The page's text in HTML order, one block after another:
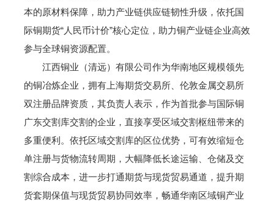
本的原材料保障，助力产业链供应链韧性升级，依托国
际铜期货“人民币计价”核心定位，助力铜产业链企业高效
参与全球铜资源配置。
江西铜业（清远）有限公司作为华南地区规模领先
的铜冶炼企业，拥有上海期货交易所、伦敦金属交易所
双注册品牌资质，其负责人表示，作为首批参与国际铜
广东交割库交割的企业，直接享受区域交割枢纽带来的
多重便利。依托区域交割库的区位优势，可有效缩短仓
单注册与货物流转周期，大幅降低长途运输、仓储及交
割综合成本，进一步打通期货与现货贸易通道，提升期
货套期保值与现货贸易协同效率，畅通华南区域铜产业